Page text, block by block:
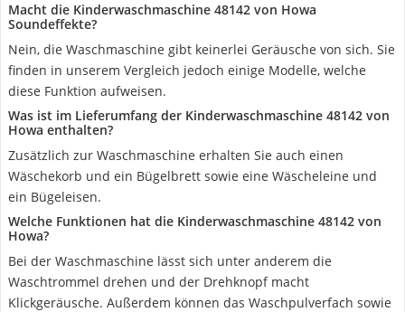
Macht die Kinderwaschmaschine 48142 von Howa
Soundeffekte?
Nein, die Waschmaschine gibt keinerlei Geräusche von sich. Sie
finden in unserem Vergleich jedoch einige Modelle, welche
diese Funktion aufweisen.
Was ist im Lieferumfang der Kinderwaschmaschine 48142 von
Howa enthalten?
Zusätzlich zur Waschmaschine erhalten Sie auch einen
Wäschekorb und ein Bügelbrett sowie eine Wäscheleine und
ein Bügeleisen.
Welche Funktionen hat die Kinderwaschmaschine 48142 von
Howa?
Bei der Waschmaschine lässt sich unter anderem die
Waschtrommel drehen und der Drehknopf macht
Klickgeräusche. Außerdem können das Waschpulverfach sowie